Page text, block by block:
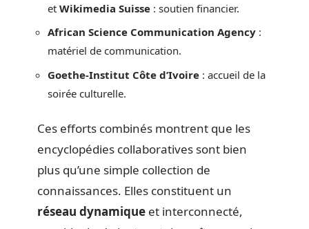
et Wikimedia Suisse : soutien financier.
African Science Communication Agency :
matériel de communication.
Goethe-Institut Côte d’Ivoire : accueil de la
soirée culturelle.
Ces efforts combinés montrent que les
encyclopédies collaboratives sont bien
plus qu’une simple collection de
connaissances. Elles constituent un
réseau dynamique et interconnecté,